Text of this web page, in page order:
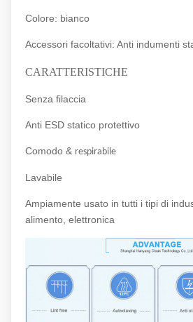
Colore: bianco
Accessori facoltativi: Anti indumenti
CARATTERISTICHE
Senza filaccia
Anti ESD statico protettivo
Comodo & respirabile
Lavabile
Ampiamente usato in tutti i tipi di
alimento, elettronica